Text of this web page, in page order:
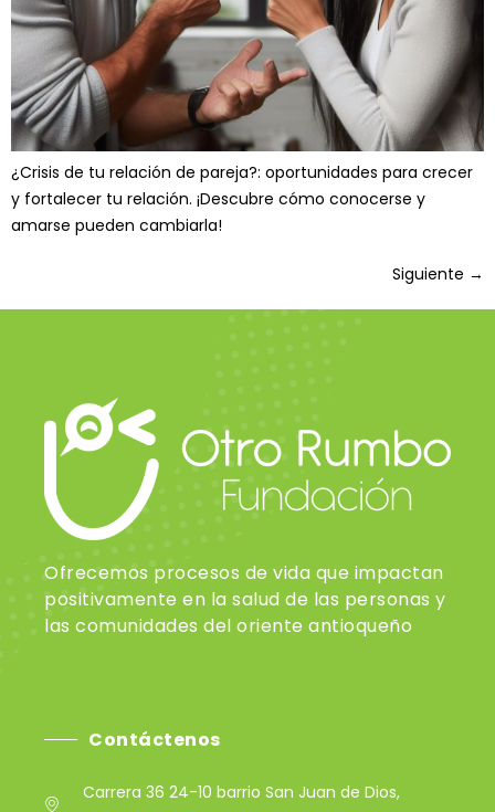
¿Crisis de tu relación de pareja?: oportunidades para crecer
y fortalecer tu relación. ¡Descubre cómo conocerse y
amarse pueden cambiarla!
Siguiente →
Ofrecemos procesos de vida que impactan
positivamente en la salud de las personas y
las comunidades del oriente antioqueño
Contáctenos
Carrera 36 24-10 barrio San Juan de Dios,